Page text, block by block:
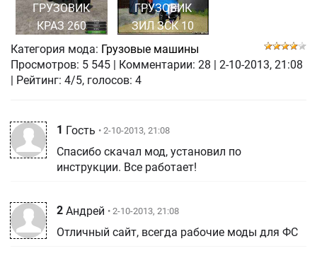
ГРУЗОВИК
КРАЗ 260
ГРУЗОВИК
ЗИЛ ЗСК 10
Категория мода: Грузовые машины
Просмотров: 5 545 Комментарии: 28
2-10-2013, 21:08
| Рейтинг: 4/5, голосов: 4
1 Гость • 2-10-2013, 21:08
Спасибо скачал мод, установил по
инструкции. Все работает!
2 Андрей • 2-10-2013, 21:08
Отличный сайт, всегда рабочие моды для ФС